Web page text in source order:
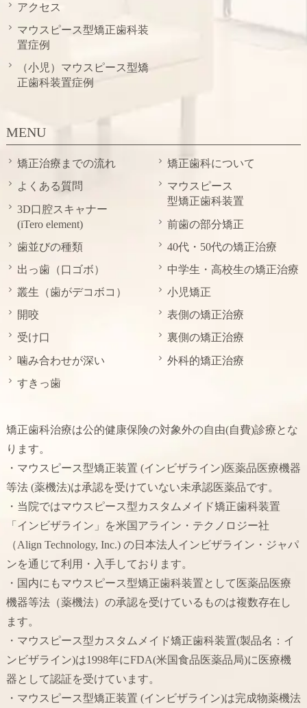
アクセス
マウスピース型矯正歯科装
置症例
（小児）マウスピース型矯
正歯科装置症例
MENU
矯正治療までの流れ
よくある質問
3D口腔スキャナー
(iTero element)
歯並びの種類
出っ歯（口ゴボ）
叢生（歯がデコボコ）
開咬
受け口
噛み合わせが深い
すきっ歯
矯正歯科について
マウスピース
型矯正歯科装置
前歯の部分矯正
40代・50代の矯正治療
中学生・高校生の矯正治療
小児矯正
表側の矯正治療
裏側の矯正治療
外科的矯正治療
矯正歯科治療は公的健康保険の対象外の自由(自費)診療とな
ります。
・マウスピース型矯正装置 (インビザライン)医薬品医療機器
等法 (薬機法)は承認を受けていない未承認医薬品です。
・当院ではマウスピース型カスタムメイド矯正歯科装置
「インビザライン」を米国アライン・テクノロジー社
（Align Technology, Inc.) の日本法人インビザライン・ジャパ
ンを通じて利用・入手しております。
・国内にもマウスピース型矯正歯科装置として医薬品医療
機器等法（薬機法）の承認を受けているものは複数存在し
ます。
・マウスピース型カスタムメイド矯正歯科装置(製品名：イ
ンビザライン)は1998年にFDA(米国食品医薬品局)に医療機
器として認証を受けています。
・マウスピース型矯正装置 (インビザライン)は完成物薬機法